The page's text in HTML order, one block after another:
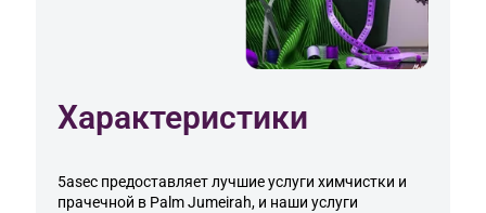
Характеристики
5asec предоставляет лучшие услуги химчистки и
прачечной в Palm Jumeirah, и наши услуги